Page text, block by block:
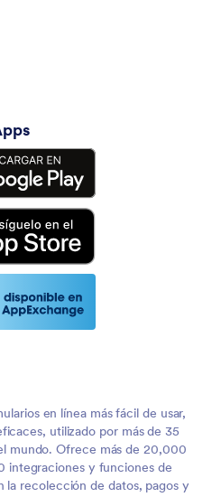
en línea más fácil de usar,
utilizado por más de 35
mundo. Ofrece más de 20,000
integraciones y funciones de
la recolección de datos, pagos y